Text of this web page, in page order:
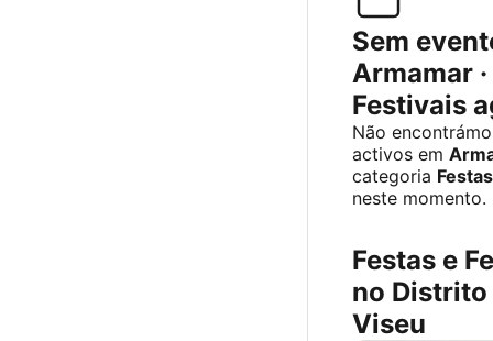
Sem
Armamar
Festivais
Não
activos em
categoria
neste momento.
Festas e
no Distrito
Viseu